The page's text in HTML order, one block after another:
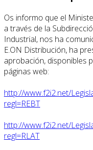
Os informo que el
a través de la
Industrial, nos ha
E.ON Distribución, ha
aprobación, disponibles
páginas web:
http://www.f2i2.net/
regl=REBT
http://www.f2i2.net/
regl=RLAT